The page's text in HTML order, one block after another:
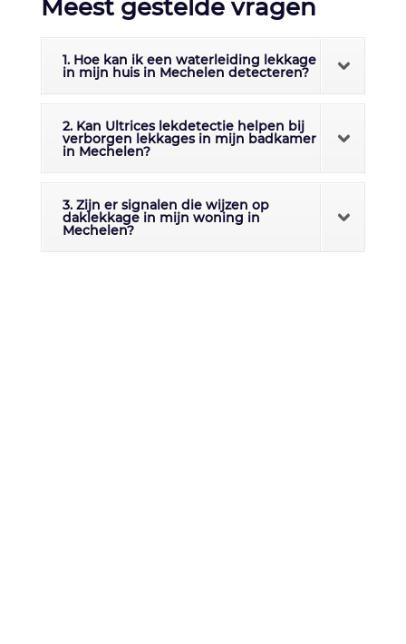
Meest gestelde vragen
1. Hoe kan ik een waterleiding lekkage
in mijn huis in Mechelen detecteren?
2. Kan Ultrices lekdetectie helpen bij
verborgen lekkages in mijn badkamer
in Mechelen?
3. Zijn er signalen die wijzen op
daklekkage in mijn woning in
Mechelen?